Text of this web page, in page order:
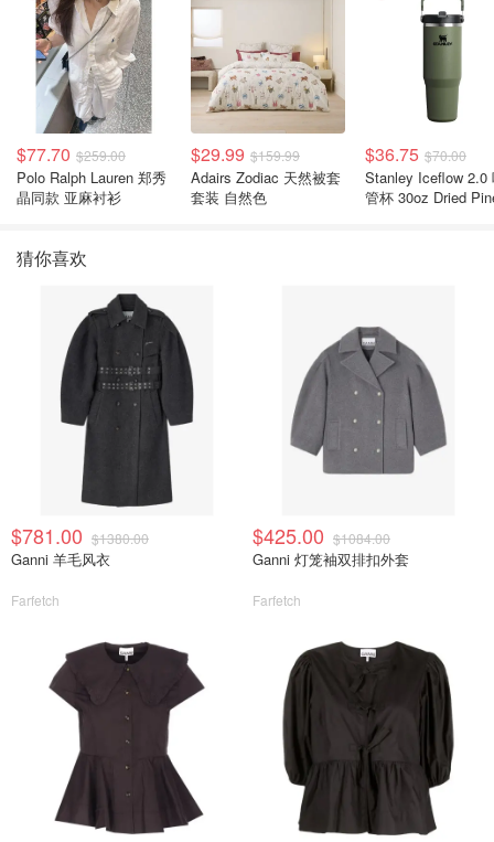
$77.70 $259.00
Polo Ralph Lauren 郑秀
晶同款 亚麻衬衫
$29.99 $159.99
Adairs Zodiac 天然被套
套装 自然色
$36.75 $70.00
Stanley Iceflow 2.0 吸
管杯 30oz Dried
猜你喜欢
$781.00 $1380.00
Ganni 羊毛风衣
Farfetch
$425.00 $1084.00
Ganni 灯笼袖双排扣外套
Farfetch